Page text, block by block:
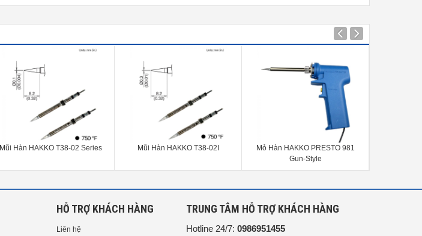
Mũi Hàn HAKKO T38-02 Series Mũi Hàn HAKKO T38-02I
Mỏ Hàn HAKKO PRESTO 981
Gun-Style
HỖ TRỢ KHÁCH HÀNG
Liên hệ
TRUNG TÂM HỖ TRỢ KHÁCH HÀNG
Hotline 24/7: 0986951455